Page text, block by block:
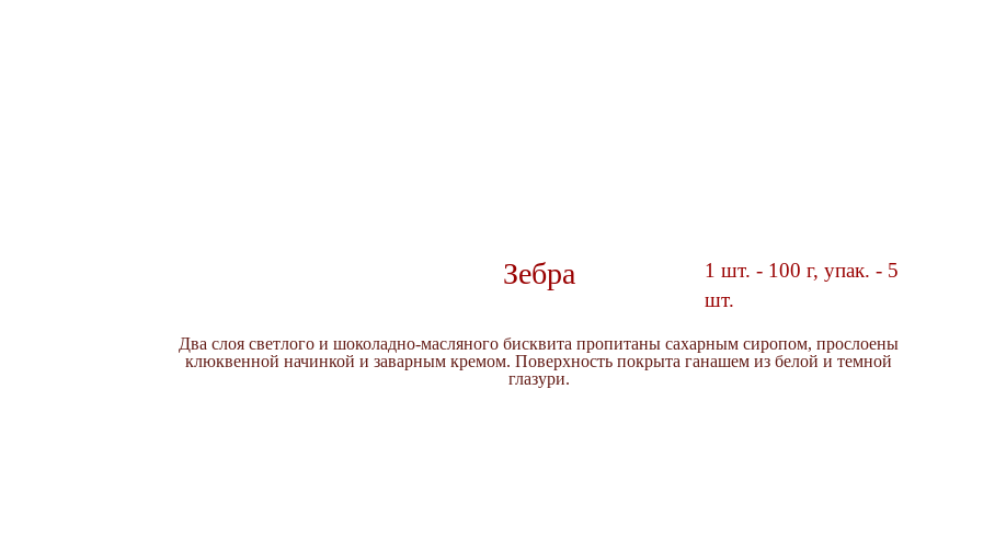
Зебра
1 шт. - 100 г, упак. - 5
шт.
Два слоя светлого и шоколадно-масляного бисквита пропитаны сахарным сиропом, прослоены
клюквенной начинкой и заварным кремом. Поверхность покрыта ганашем из белой и темной
глазури.